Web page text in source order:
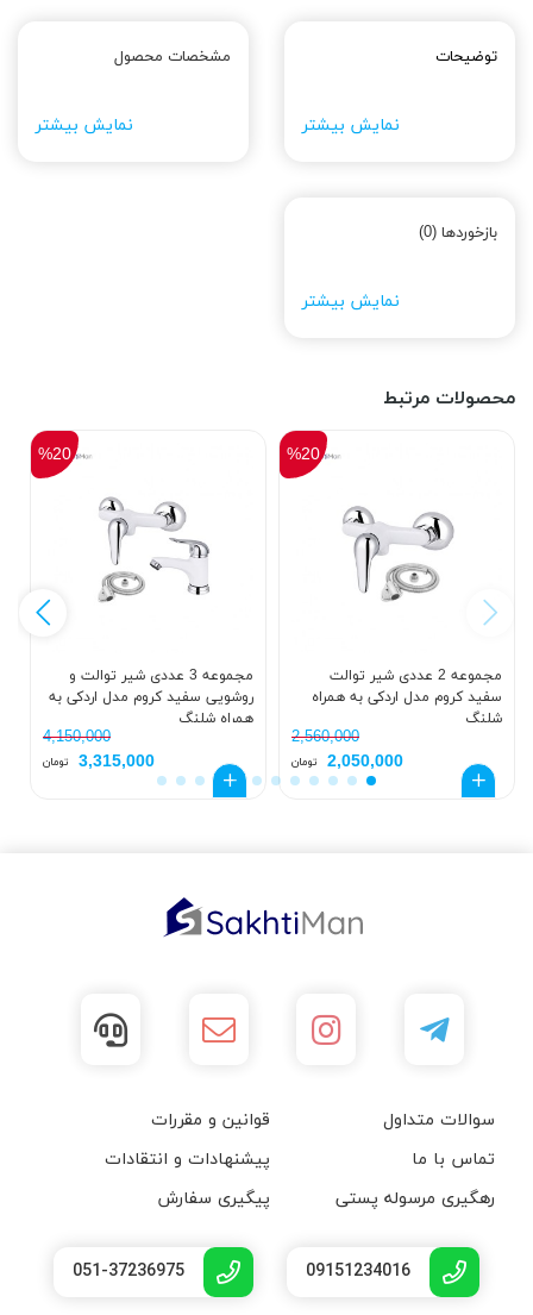
توضیحات
نمایش بیشتر
مشخصات محصول
نمایش بیشتر
بازخوردها (0)
نمایش بیشتر
محصولات مرتبط
مجموعه 2 عددی شیر توالت
سفید کروم مدل اردکی به همراه
شلنگ
2,560,000
%20
2,050,000 تومان
مجموعه 3 عددی شیر توالت و
روشویی سفید کروم مدل اردکی به
همراه شلنگ
4,150,000
%20
3,315,000 تومان
سوالات متداول
قوانین و مقررات
تماس با ما
پیشنهادات و انتقادات
رهگیری مرسوله پستی
پیگیری سفارش
09151234016
051-37236975